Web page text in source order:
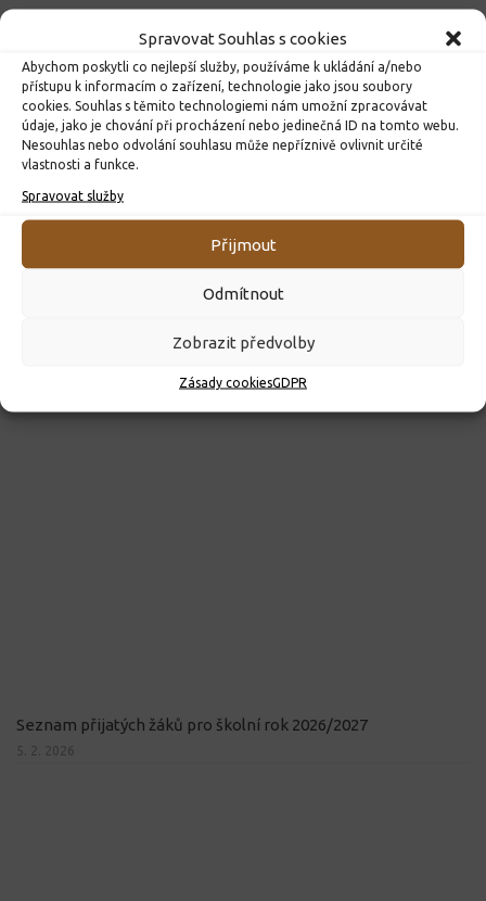
Spravovat Souhlas s cookies
Abychom poskytli co nejlepší služby, používáme k ukládání a/nebo
přístupu k informacím o zařízení, technologie jako jsou soubory
cookies. Souhlas s těmito technologiemi nám umožní zpracovávat
údaje, jako je chování při procházení nebo jedinečná ID na tomto webu.
Nesouhlas nebo odvolání souhlasu může nepříznivě ovlivnit určité
vlastnosti a funkce.
Spravovat služby
Přijmout
Odmítnout
Zobrazit předvolby
Zásady cookiesGDPR
PRO ROK 2026
Seznam přijatých žáků pro školní rok 2026/2027
5. 2. 2026